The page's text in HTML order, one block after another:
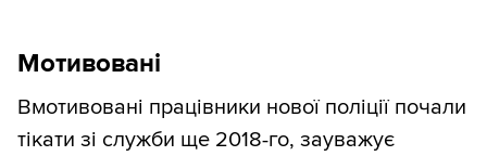
Мотивовані
Вмотивовані працівники нової поліції почали
тікати зі служби ще 2018-го, зауважує